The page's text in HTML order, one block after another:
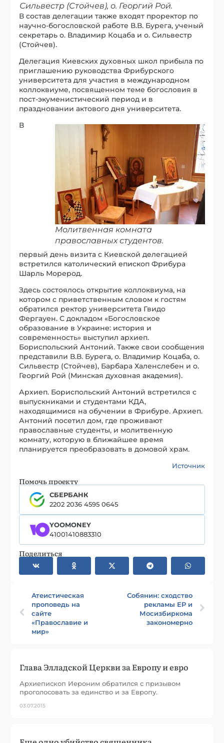
Сильвестр (Стойчев), о. Георгий Рой.
В состав делегации также входят проректор по
научно-богословской работе В.В. Бурега, ученый
секретарь о. Владимир Коцаба и о. Сильвестр
(Стойчев).
Делегация Киевских духовных школ прибыла по
приглашению руководства Фрибурского
университета для участия в международном
коллоквиуме, посвященном теме богословия в
пост-экуменистический период и в
праздновании актового дня университета.
Молитвенная комната
православных студентов.
В
первый день визита с Киевской делегацией
встретился католический епископ Фрибура
Шарль Морерод.
Здесь состоялось открытие коллоквиума, на
котором с приветственным словом к гостям
обратился ректор университета Гвидо
Фергауен. С докладом «Богословское
образование в Украине: история и
современность» выступил архиеп.
Бориспольский Антоний. Также свои сообщения
представили В.В. Бурега, о. Владимир Коцаба, о.
Сильвестр (Стойчев), Барбара Халенслебен и о.
Георгий Рой (Минская духовная академия).
Архиеп. Бориспольский Антоний встретился с
выпускниками и студентами КДА,
находящимися на обучении в Фрибуре. Архиеп.
Антоний посетил дом, где проживают
православные студенты, и молитвенную
комнату, которую в ближайшее время
планируется преобразовать в домовой храм.
Источник
Помочь проекту
СБЕРБАНК
2202 2036 4595 0645
YOOMONEY
41001410883310
Поделиться
Атеистическая
проповедь на
сайте
«Православие и
мир»
Собянин: сходство
рекламы ЕР и
Мосизбиркома
закономерно
Глава Элладской Церкви за Европу и евро
Архиепископ Иероним обратился с призывом
проголосовать за единство и за Европу.
03.07.2015